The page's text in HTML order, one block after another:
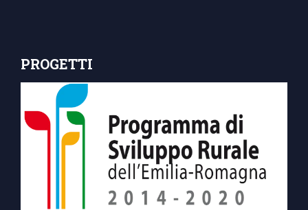
PROGETTI